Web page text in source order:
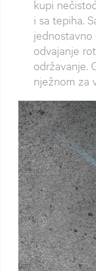
kupi
i sa tepiha.
jednostavno
odvajanje
održavanje.
nježnom za